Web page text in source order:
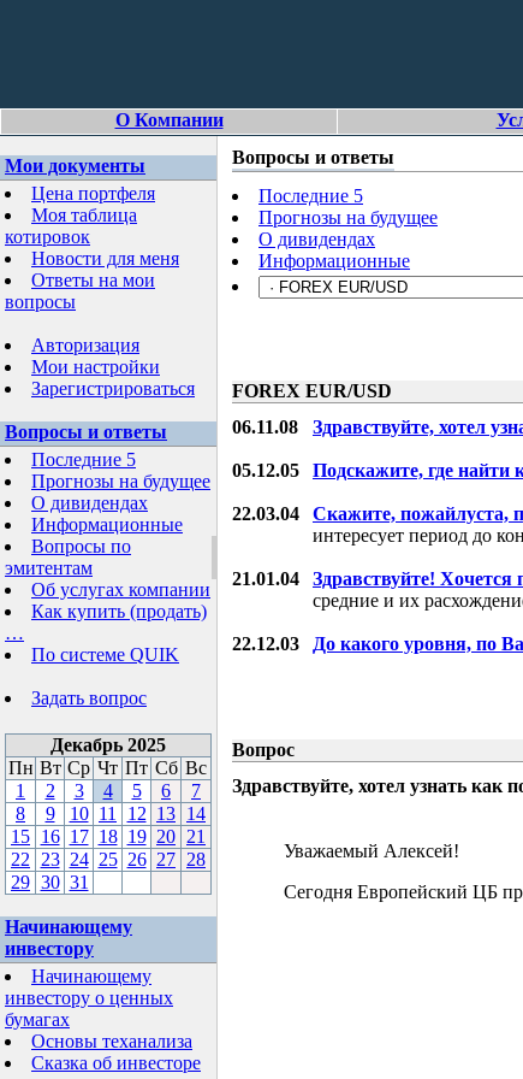
О Компании
Мои документы
Цена портфеля
Моя таблица
котировок
Новости для меня
Ответы на мои
вопросы
Авторизация
Мои настройки
Зарегистрироваться
Вопросы и ответы
Последние 5
Прогнозы на будущее
О дивидендах
Информационные
Вопросы по
эмитентам
Об услугах компании
Как купить (продать)
…
По системе QUIK
Задать вопрос
Декабрь 2025
Пн Вт Ср Чт Пт Сб Вс
1
2 3 4 5 6
7
8
9 10 11 12 13 14
15 16 17 18 19 20 21
22
23 24 25 26 27 28
29 30 31
Начинающему
инвестору
Начинающему
инвестору о ценных
бумагах
Основы теханализа
Сказка об инвесторе
Вопросы и ответы
Последние 5
Прогнозы на будущее
О дивидендах
Информационные
FOREX EUR/USD
06.11.08 Здравствуйте, хотел
05.12.05 Подскажите, где найти
22.03.04 Скажите, пожайлуста,
интересует период до
21.01.04 Здравствуйте! Хочется
средние и их
22.12.03 До какого уровня, по
Вопрос
Здравствуйте, хотел узнать
Уважаемый Алексей!
Сегодня Европейский ЦБ